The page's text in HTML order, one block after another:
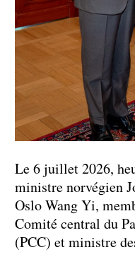
Le 6 juillet 2026,
ministre norvégien
Oslo Wang Yi,
Comité central du
(PCC) et ministre